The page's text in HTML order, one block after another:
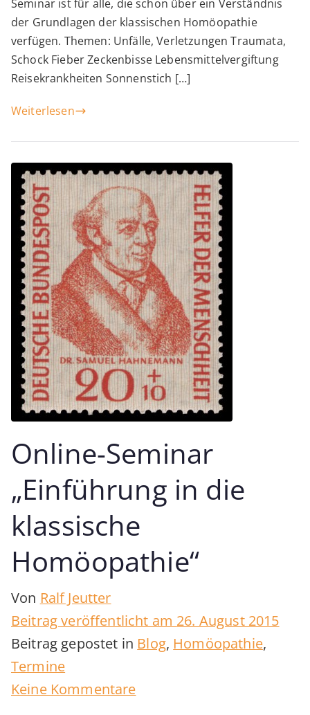
Seminar ist für alle, die schon über ein Verständnis
der Grundlagen der klassischen Homöopathie
verfügen. Themen: Unfälle, Verletzungen Traumata,
Schock Fieber Zeckenbisse Lebensmittelvergiftung
Reisekrankheiten Sonnenstich […]
Weiterlesen
Online-Seminar
„Einführung in die
klassische
Homöopathie“
Von Ralf Jeutter
Beitrag veröffentlicht am 26. August 2015
Beitrag gepostet in Blog, Homöopathie,
Termine
Keine Kommentarezu